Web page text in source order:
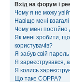
Вхід на форум і
Чому я не можу
Навіщо мені
Чому мені постійно
Як мені зробити,
користувачів?
Я забув свій пароль
Я зареєструвався,
Я колись
Що таке COPPA?